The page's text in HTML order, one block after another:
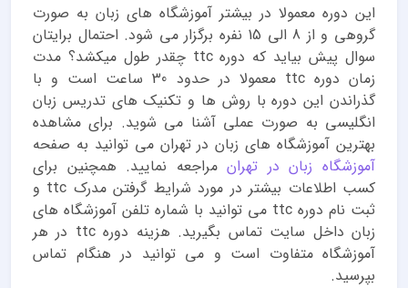
این دوره معمولا در بیشتر آموزشگاه های زبان به صورت
گروهی و از 8 الی 15 نفره برگزار می شود. احتمال برایتان
سوال پیش بیاید که دوره ttc چقدر طول میکشد؟ مدت
زمان دوره ttc معمولا در حدود 30 ساعت است و با
گذراندن این دوره با روش ها و تکنیک های تدریس زبان
انگلیسی به صورت عملی آشنا می شوید. برای مشاهده
بهترین آموزشگاه های زبان در تهران می توانید به صفحه
آموزشگاه زبان در تهرانمراجعه نمایید. همچنین برای
کسب اطلاعات بیشتر در مورد شرایط گرفتن مدرک ttc و
ثبت نام دوره ttc می توانید با شماره تلفن آموزشگاه های
زبان داخل سایت تماس بگیرید. هزینه دوره ttc در هر
آموزشگاه متفاوت است و می توانید در هنگام تماس
بپرسید.